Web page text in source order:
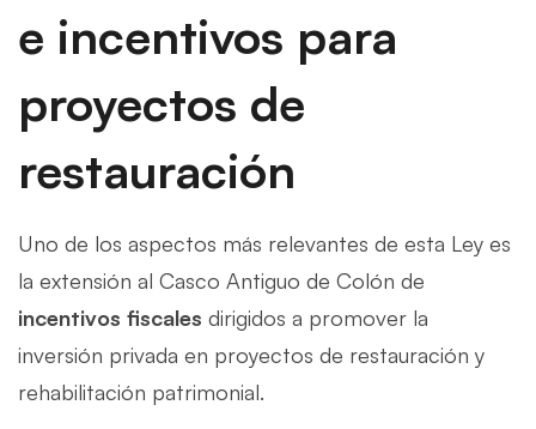
e incentivos para
proyectos de
restauración
Uno de los aspectos más relevantes de esta Ley es
la extensión al Casco Antiguo de Colón de
incentivos fiscales dirigidos a promover la
inversión privada en proyectos de restauración y
rehabilitación patrimonial.